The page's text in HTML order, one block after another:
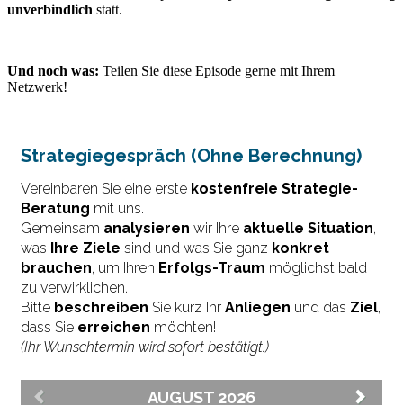
unverbindlich statt.
Und noch was: Teilen Sie diese Episode gerne mit Ihrem
Netzwerk!